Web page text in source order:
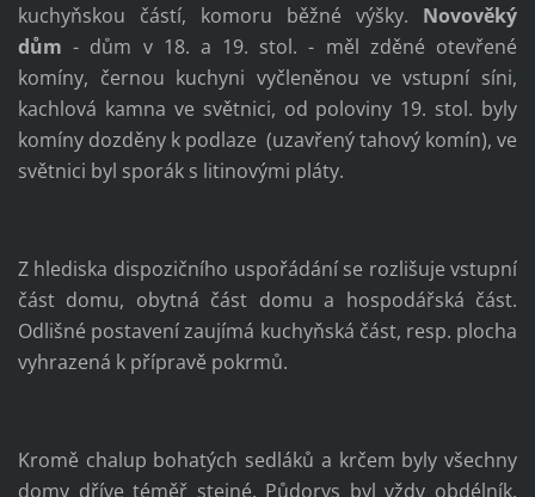
kuchyňskou částí, komoru běžné výšky. Novověký
dům - dům v 18. a 19. stol. - měl zděné otevřené
komíny, černou kuchyni vyčleněnou ve vstupní síni,
kachlová kamna ve světnici, od poloviny 19. stol. byly
komíny dozděny k podlaze (uzavřený tahový komín), ve
světnici byl sporák s litinovými pláty.
Z hlediska dispozičního uspořádání se rozlišuje vstupní
část domu, obytná část domu a hospodářská část.
Odlišné postavení zaujímá kuchyňská část, resp. plocha
vyhrazená k přípravě pokrmů.
Kromě chalup bohatých sedláků a krčem byly všechny
domy dříve téměř stejné. Půdorys byl vždy obdélník,